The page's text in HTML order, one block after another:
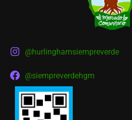
@hurlinghamsiempreverde
@siempreverdehgm